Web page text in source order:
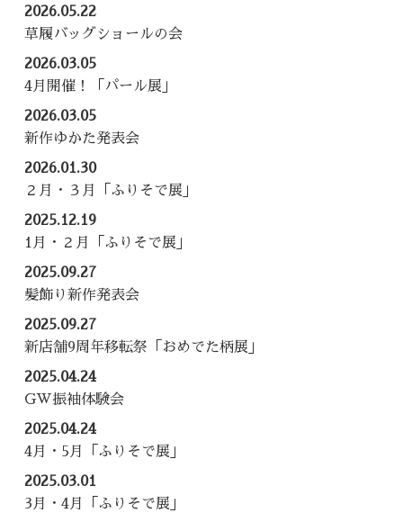
2026.05.22
草履バッグショールの会
2026.03.05
4月開催！「パール展」
2026.03.05
新作ゆかた発表会
2026.01.30
２月・３月「ふりそで展」
2025.12.19
1月・２月「ふりそで展」
2025.09.27
髪飾り新作発表会
2025.09.27
新店舗9周年移転祭「おめでた柄展」
2025.04.24
GW振袖体験会
2025.04.24
4月・5月「ふりそで展」
2025.03.01
3月・4月「ふりそで展」